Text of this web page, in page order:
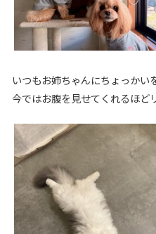
いつもお姉ちゃんにちょっかい
今ではお腹を見せてくれるほど